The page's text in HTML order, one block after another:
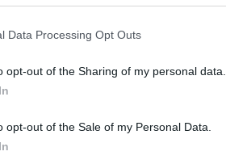
Data Processing Opt Outs
opt-out of the Sharing of my personal data.
opt-out of the Sale of my Personal Data.
Talouskonsultointi Mertaoja Oy
Kulta-tilitoimistot